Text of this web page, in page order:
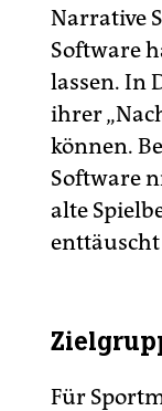
Narrative
Software
lassen. In
ihrer
können.
Software
alte
Für